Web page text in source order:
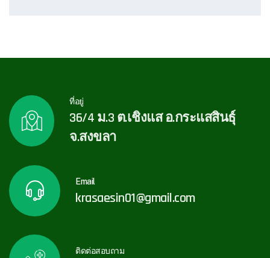
ที่อยู่
36/4 ม.3 ต.เชิงแส อ.กระแสสินธุ์
จ.สงขลา
Email
krasaesin01@gmail.com
ติดต่อสอบถาม